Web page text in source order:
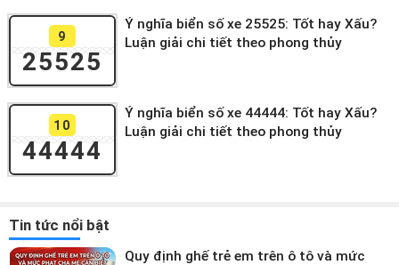
9
25525
Ý nghĩa biển số xe 25525: Tốt hay Xấu?
Luận giải chi tiết theo phong thủy
10
44444
Ý nghĩa biển số xe 44444: Tốt hay Xấu?
Luận giải chi tiết theo phong thủy
Tin tức nổi bật
Quy định ghế trẻ em trên ô tô và mức